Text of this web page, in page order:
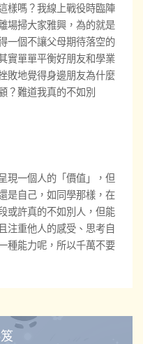
樣嗎？我線上戰役時臨陣
場掃大家雅興，為的就是
一個不讓父母期待落空的
實單單平衡好朋友和學業
敗地覺得身邊朋友為什麼
？難道我真的不如別
現一個人的「價值」，但
是自己，如同學那樣，在
或許真的不如別人，但能
注重他人的感受、思考自
種能力呢，所以千萬不要